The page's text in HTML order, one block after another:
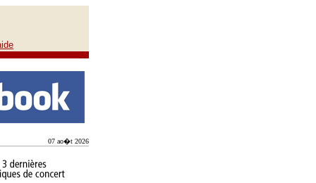
07 ao�t 2026